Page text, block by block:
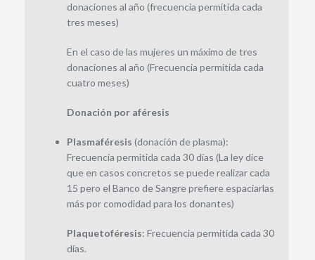
donaciones al año (frecuencia permitida cada
tres meses)
En el caso de las mujeres un máximo de tres
donaciones al año (Frecuencia permitida cada
cuatro meses)
Donación por aféresis
Plasmaféresis (donación de plasma):
Frecuencia permitida cada 30 días (La ley dice
que en casos concretos se puede realizar cada
15 pero el Banco de Sangre prefiere espaciarlas
más por comodidad para los donantes)
Plaquetoféresis: Frecuencia permitida cada 30
días.